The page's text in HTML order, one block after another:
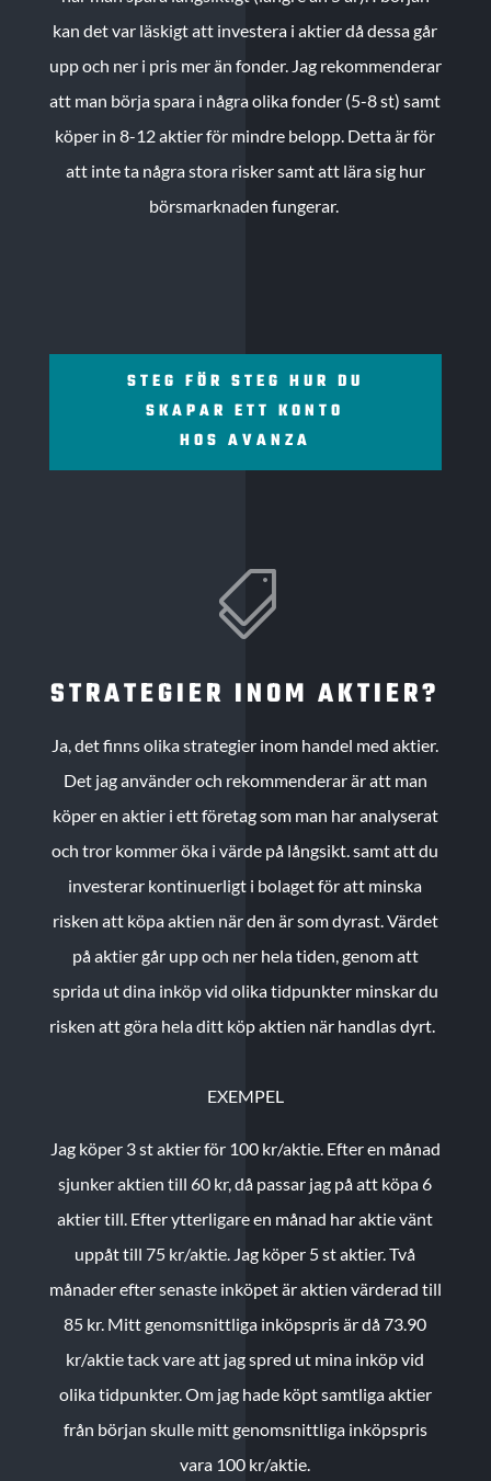
kan det var läskigt att investera i aktier då dessa går
upp och ner i pris mer än fonder. Jag rekommenderar
att man börja spara i några olika fonder (5-8 st) samt
köper in 8-12 aktier för mindre belopp. Detta är för
att inte ta några stora risker samt att lära sig hur
börsmarknaden fungerar.
STEG FÖR STEG HUR DU
SKAPAR ETT KONTO
HOS AVANZA

STRATEGIER INOM AKTIER?
Ja, det finns olika strategier inom handel med aktier.
Det jag använder och rekommenderar är att man
köper en aktier i ett företag som man har analyserat
och tror kommer öka i värde på långsikt. samt att du
investerar kontinuerligt i bolaget för att minska
risken att köpa aktien när den är som dyrast. Värdet
på aktier går upp och ner hela tiden, genom att
sprida ut dina inköp vid olika tidpunkter minskar du
risken att göra hela ditt köp aktien när handlas dyrt.
EXEMPEL
Jag köper 3 st aktier för 100 kr/aktie. Efter en månad
sjunker aktien till 60 kr, då passar jag på att köpa 6
aktier till. Efter ytterligare en månad har aktie vänt
uppåt till 75 kr/aktie. Jag köper 5 st aktier.Två
månader efter senaste inköpet är aktien värderad till
85 kr. Mitt genomsnittliga inköpspris är då 73.90
kr/aktie tack vare att jag spred ut mina inköp vid
olika tidpunkter. Om jag hade köpt samtliga aktier
från början skulle mitt genomsnittliga inköpspris
vara 100 kr/aktie.